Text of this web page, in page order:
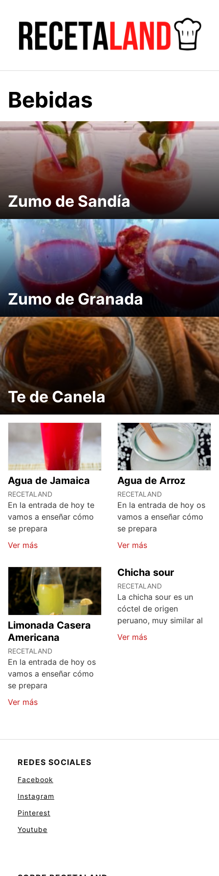
contenido
Bebidas
Zumo de Sandía
Zumo de Granada
Te de Canela
Agua de Jamaica
RECETALAND
En la entrada de hoy te
vamos a enseñar cómo
se prepara
Ver más
Agua de Arroz
RECETALAND
En la entrada de hoy os
vamos a enseñar cómo
se prepara
Ver más
Limonada Casera
Americana
RECETALAND
En la entrada de hoy os
vamos a enseñar cómo
se prepara
Ver más
Chicha sour
RECETALAND
La chicha sour es un
cóctel de origen
peruano, muy similar al
Ver más
REDES SOCIALES
Facebook
Instagram
Pinterest
Youtube